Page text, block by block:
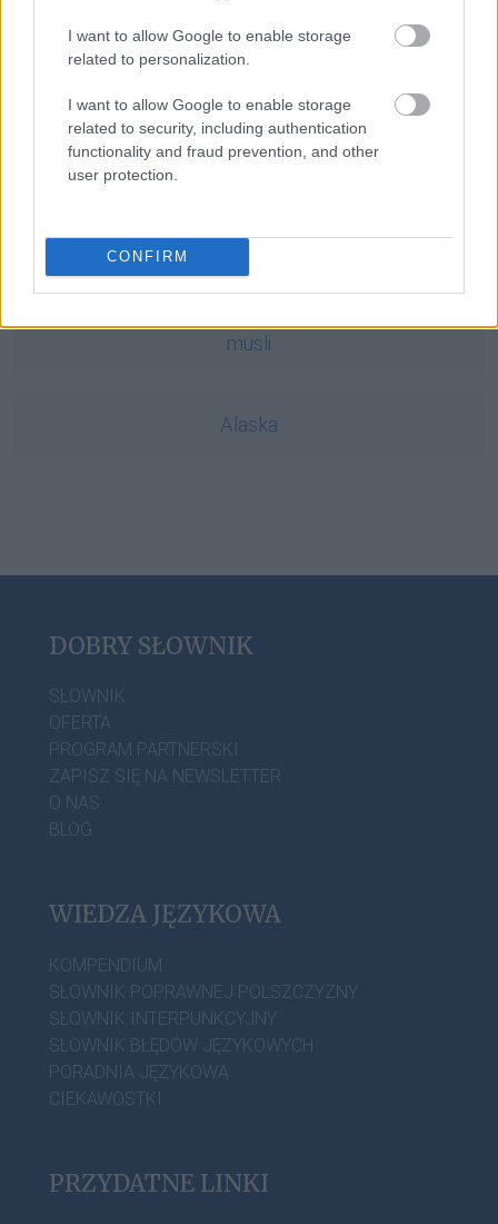
I want to allow Google to enable storage
related to personalization.
I want to allow Google to enable storage
related to security, including authentication
functionality and fraud prevention, and other
user protection.
CONFIRM
lamus
musli
Alaska
DOBRY SŁOWNIK
SŁOWNIK
OFERTA
PROGRAM PARTNERSKI
ZAPISZ SIĘ NA NEWSLETTER
O NAS
BLOG
WIEDZA JĘZYKOWA
KOMPENDIUM
SŁOWNIK POPRAWNEJ POLSZCZYZNY
SŁOWNIK INTERPUNKCYJNY
SŁOWNIK BŁĘDÓW JĘZYKOWYCH
PORADNIA JĘZYKOWA
CIEKAWOSTKI
PRZYDATNE LINKI